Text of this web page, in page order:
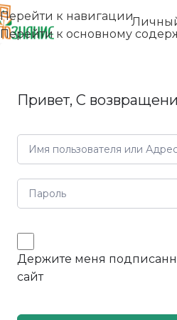
Перейти к навигации
Перейти к основному
Привет, С
Держите меня
сайт